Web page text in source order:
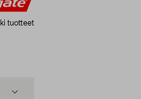
tuotteet